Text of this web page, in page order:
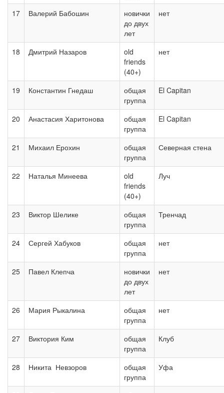
17 Валерий Бабошин
новички
до двух
лет
нет
18 Дмитрий Назаров
old
friends
(40+)
нет
19 Константин Гнедаш
общая
группа
El Capitan
20 Анастасия Харитонова
общая
группа
El Capitan
21 Михаил Ерохин
общая
группа
Северная стена
22 Наталья Минеева
old
friends
(40+)
Луч
23 Виктор Шелике
общая
группа
Тренчад
24 Сергей Хабуков
общая
группа
нет
25 Павел Клепча
новички
до двух
лет
нет
26 Мария Рыкалина
общая
группа
нет
27 Виктория Ким
общая
группа
Клуб
28 Никита Невзоров
общая
группа
Уфа